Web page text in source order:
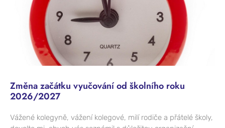
Změna začátku vyučování od školního roku
2026/2027
Vážené kolegyně, vážení kolegové, milí rodiče a přátelé školy,